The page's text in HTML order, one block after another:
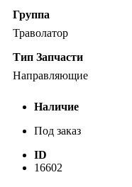
Группа
Траволатор
Тип Запчасти
Направляющие
Наличие
Под заказ
ID
16602